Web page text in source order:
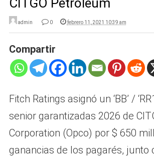
admin 0 febrero 11, 2021 10:39 am
Compartir
Fitch Ratings asignó un ‘BB’ /
senior garantizadas 2026 de
Corporation (Opco) por $ 650
ganancias de los pagarés, junto